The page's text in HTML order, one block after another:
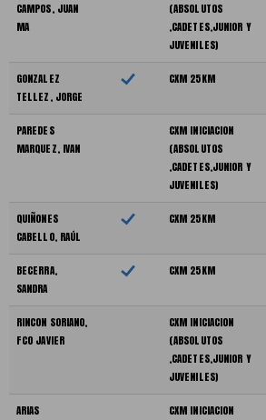
CAMPOS, JUAN
MA
(ABSOLUTOS
,CADETES,JUNIOR Y
JUVENILES)
GONZALEZ
TELLEZ, JORGE
CXM 25KM
PAREDES
MARQUEZ, IVAN
CXM INICIACION
(ABSOLUTOS
,CADETES,JUNIOR Y
JUVENILES)
QUIÑONES
CABELLO, RAÚL
CXM 25KM
BECERRA,
SANDRA
CXM 25KM
RINCON SORIANO,
FCO JAVIER
CXM INICIACION
(ABSOLUTOS
,CADETES,JUNIOR Y
JUVENILES)
ARIAS
CXM INICIACION